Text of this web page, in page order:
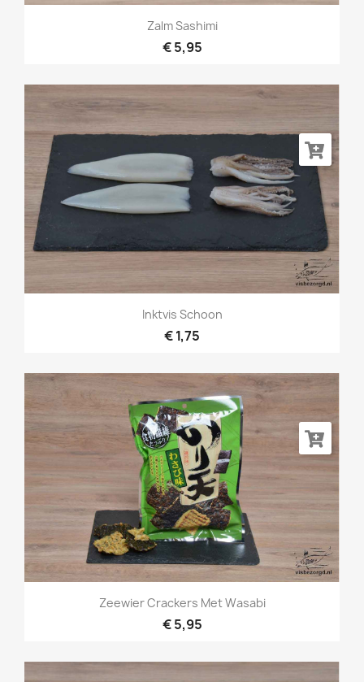
Zalm Sashimi
€ 5,95
Inktvis Schoon
€ 1,75
Zeewier Crackers Met Wasabi
€ 5,95